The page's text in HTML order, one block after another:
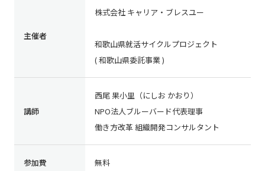
主催者
株式会社 キャリア・ブレスユー
和歌山県就活サイクルプロジェクト
( 和歌山県委託事業 )
講師
西尾 果小里（にしお かおり）
NPO法人ブルーバード代表理事
働き方改革 組織開発コンサルタント
参加費 無料